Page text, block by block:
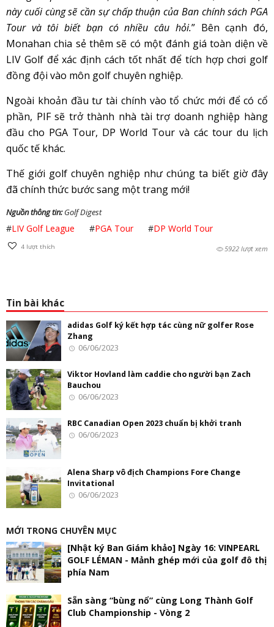
này cuối cùng sẽ cần sự chấp thuận của Ban chính sách PGA
Tour và tôi biết bạn có nhiều câu hỏi.” Bên cạnh đó,
Monahan chia sẻ thêm sẽ có một đánh giá toàn diện về
LIV Golf để xác định cách tốt nhất để tích hợp chơi golf
đồng đội vào môn golf chuyên nghiệp.
Ngoài khoản đầu tư tài chính vào tổ chức mới để có cổ
phần, PIF sẽ trở thành nhà tài trợ doanh nghiệp hàng
đầu cho PGA Tour, DP World Tour và các tour du lịch
quốc tế khác.
Thế giới golf chuyên nghiệp như chúng ta biết giờ đây
đã chính thức bước sang một trang mới!
Nguồn thông tin:Golf Digest
#LIV Golf League #PGA Tour #DP World Tour
4lượt thích 5922 lượt xem
Tin bài khác
adidas Golf ký kết hợp tác cùng nữ golfer Rose
Zhang
06/06/2023
Viktor Hovland làm caddie cho người bạn Zach
Bauchou
06/06/2023
RBC Canadian Open 2023 chuẩn bị khởi tranh
06/06/2023
Alena Sharp vô địch Champions Fore Change
Invitational
06/06/2023
MỚI TRONG CHUYÊN MỤC
[Nhật ký Ban Giám khảo] Ngày 16: VINPEARL
GOLF LÉMAN - Mảnh ghép mới của golf đô thị
phía Nam
Sẵn sàng “bùng nổ” cùng Long Thành Golf
Club Championship - Vòng 2